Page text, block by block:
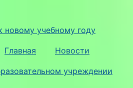
новому учебному году
Главная Новости
учреждении